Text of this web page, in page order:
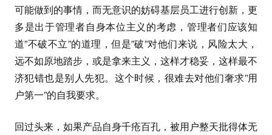
可能做到的事情，而无意识的妨碍基层员工进行创新，更
多是出于管理者自身本位主义的考虑，管理者们应该知
道”不破不立”的道理，但是”破”对他们来说，风险太大，
远不如原地踏步，或是拿来主义，这样才稳妥，这样最不
济犯错也是别人先犯。这个时候，很难去对他们奢求”用
户第一”的自我要求。
回过头来，如果产品自身千疮百孔，被用户整天批得体无